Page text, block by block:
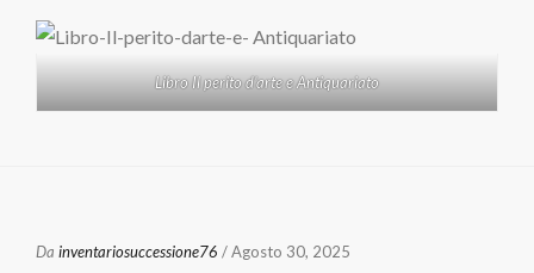
Libro Il perito d'arte e Antiquariato
Da inventariosuccessione76 / Agosto 30, 2025